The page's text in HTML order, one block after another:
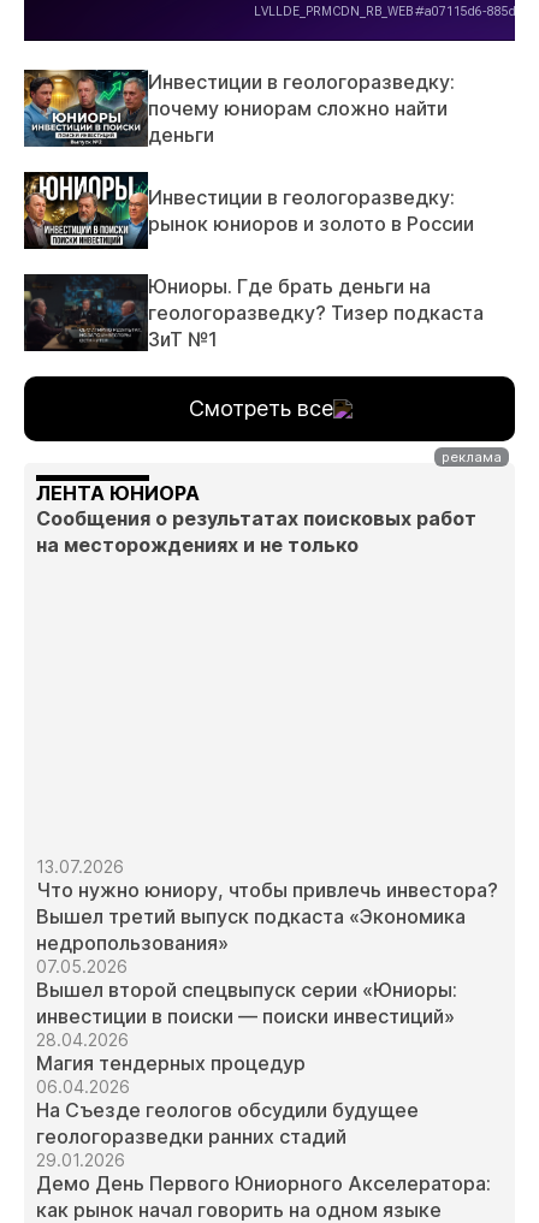
Инвестиции в геологоразведку:
почему юниорам сложно найти
деньги
Инвестиции в геологоразведку:
рынок юниоров и золото в России
Юниоры. Где брать деньги на
геологоразведку? Тизер подкаста
ЗиТ №1
Смотреть все
ЛЕНТА ЮНИОРА
Сообщения о результатах поисковых работ
на месторождениях и не только
13.07.2026
Что нужно юниору, чтобы привлечь инвестора?
Вышел третий выпуск подкаста «Экономика
недропользования»
07.05.2026
Вышел второй спецвыпуск серии «Юниоры:
инвестиции в поиски — поиски инвестиций»
28.04.2026
Магия тендерных процедур
06.04.2026
На Съезде геологов обсудили будущее
геологоразведки ранних стадий
29.01.2026
Демо День Первого Юниорного Акселератора:
как рынок начал говорить на одном языке